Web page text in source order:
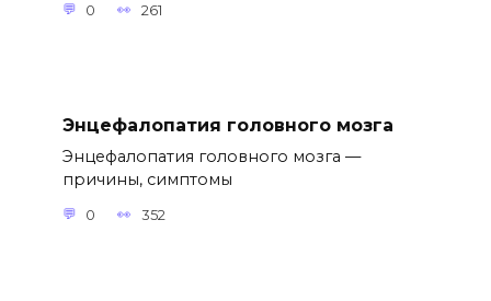
0 261
Энцефалопатия головного мозга
Энцефалопатия головного мозга —
причины, симптомы
0 352